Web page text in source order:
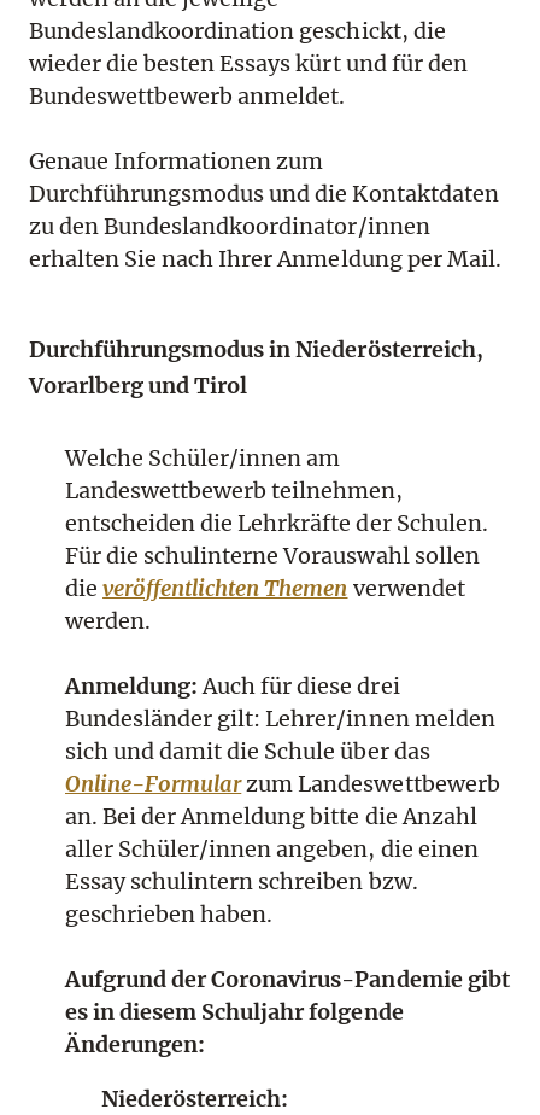
Bundeslandkoordination geschickt, die
wieder die besten Essays kürt und für den
Bundeswettbewerb anmeldet.
Genaue Informationen zum
Durchführungsmodus und die Kontaktdaten
zu den Bundeslandkoordinator/innen
erhalten Sie nach Ihrer Anmeldung per Mail.
Durchführungsmodus in Niederösterreich,
Vorarlberg und Tirol
Welche Schüler/innen am
Landeswettbewerb teilnehmen,
entscheiden die Lehrkräfte der Schulen.
Für die schulinterne Vorauswahl sollen
dieveröffentlichten Themen verwendet
werden.
Anmeldung:Auch für diese drei
Bundesländer gilt: Lehrer/innen melden
sich und damit die Schule über das
Online-Formularzum Landeswettbewerb
an. Bei der Anmeldung bitte die Anzahl
aller Schüler/innen angeben, die einen
Essay schulintern schreiben bzw.
geschrieben haben.
Aufgrund der Coronavirus-Pandemie gibt
es in diesem Schuljahr folgende
Änderungen:
Niederösterreich: